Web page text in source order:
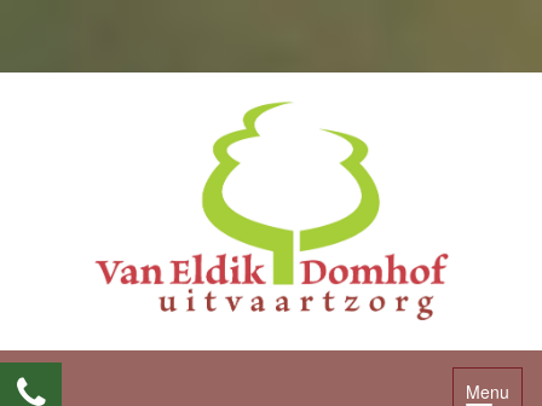
Menu